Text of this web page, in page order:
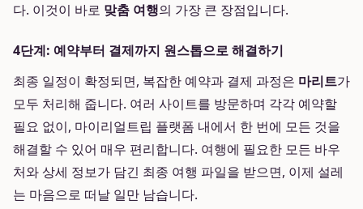
다. 이것이 바로 맞춤 여행의 가장 큰 장점입니다.
4단계: 예약부터 결제까지 원스톱으로 해결하기
최종 일정이 확정되면, 복잡한 예약과 결제 과정은 마리트가
모두 처리해 줍니다. 여러 사이트를 방문하며 각각 예약할
필요 없이, 마이리얼트립 플랫폼 내에서 한 번에 모든 것을
해결할 수 있어 매우 편리합니다. 여행에 필요한 모든 바우
처와 상세 정보가 담긴 최종 여행 파일을 받으면, 이제 설레
는 마음으로 떠날 일만 남습니다.